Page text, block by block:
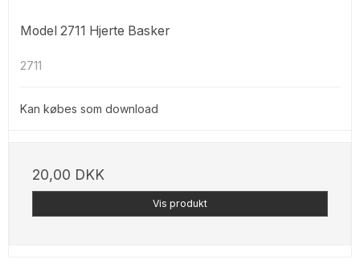
Model 2711 Hjerte Basker
2711
Kan købes som download
20,00 DKK
Vis produkt